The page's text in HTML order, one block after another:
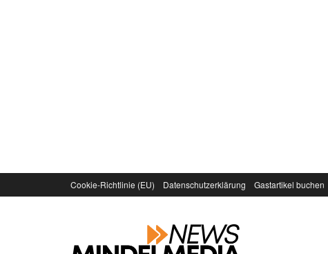
Cookie-Richtlinie (EU) Datenschutzerklärung Gastartikel buchen